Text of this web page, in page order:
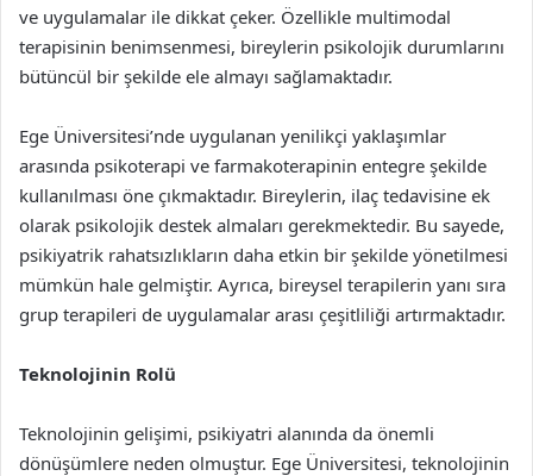
ve uygulamalar ile dikkat çeker. Özellikle multimodal
terapisinin benimsenmesi, bireylerin psikolojik durumlarını
bütüncül bir şekilde ele almayı sağlamaktadır.
Ege Üniversitesi’nde uygulanan yenilikçi yaklaşımlar
arasında psikoterapi ve farmakoterapinin entegre şekilde
kullanılması öne çıkmaktadır. Bireylerin, ilaç tedavisine ek
olarak psikolojik destek almaları gerekmektedir. Bu sayede,
psikiyatrik rahatsızlıkların daha etkin bir şekilde yönetilmesi
mümkün hale gelmiştir. Ayrıca, bireysel terapilerin yanı sıra
grup terapileri de uygulamalar arası çeşitliliği artırmaktadır.
Teknolojinin Rolü
Teknolojinin gelişimi, psikiyatri alanında da önemli
dönüşümlere neden olmuştur. Ege Üniversitesi, teknolojinin